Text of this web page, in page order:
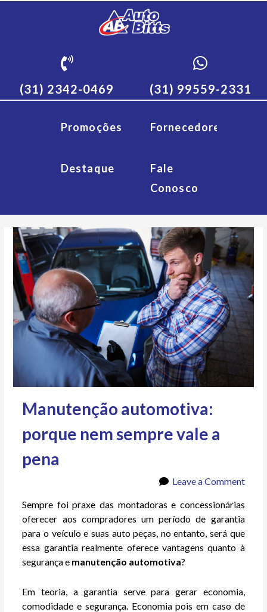
(31) 2342-0469 (31) 99559-2331
Promoções Fornecedores
Destaque
Fale
Conosco
Manutenção automotiva:
porque nem sempre vale a
pena
Leave a Comment
Sempre foi praxe das montadoras e concessionárias
oferecer aos compradores um período de garantia
para o veículo e suas auto peças, no entanto, será que
essa garantia realmente oferece vantagens quanto à
segurança e manutenção automotiva?
Em teoria, a garantia serve para gerar economia,
comodidade e segurança. Economia pois em caso de